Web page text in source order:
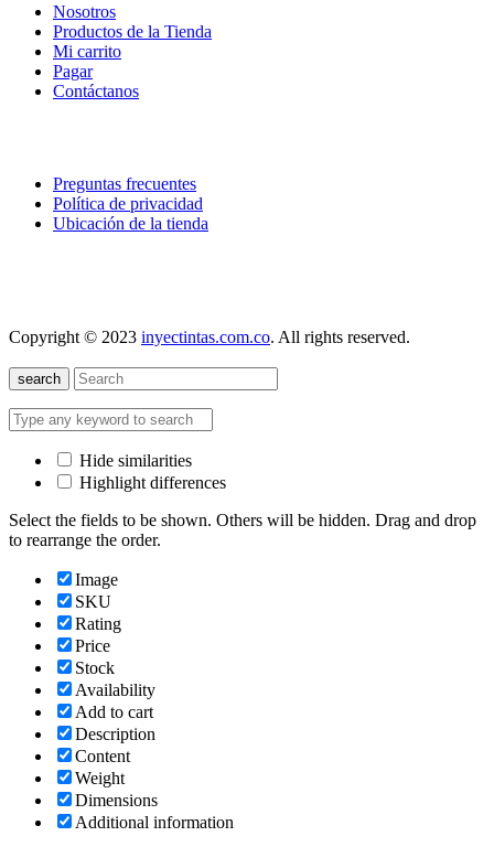
Nosotros
Productos de la Tienda
Mi carrito
Pagar
Contáctanos
Preguntas frecuentes
Política de privacidad
Ubicación de la tienda
Copyright © 2023 inyectintas.com.co. All rights reserved.
search
Hide similarities
Highlight differences
Select the fields to be shown. Others will be hidden. Drag and drop
to rearrange the order.
Image
SKU
Rating
Price
Stock
Availability
Add to cart
Description
Content
Weight
Dimensions
Additional information